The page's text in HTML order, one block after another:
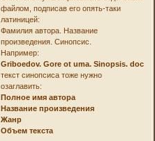
файлом, подписав его опять-таки
латиницей:
Фамилия автора. Название
произведения. Синопсис.
Например:
Griboedov. Gore ot uma. Sinopsis. doc
текст синопсиса тоже нужно
озаглавить:
Полное имя автора
Название произведения
Жанр
Объем текста